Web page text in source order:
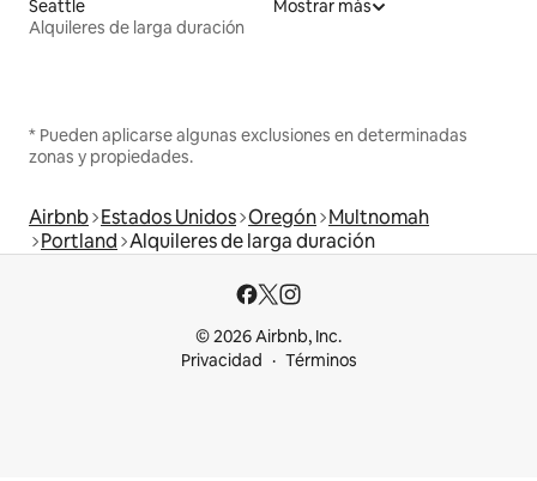
Seattle
Alquileres de larga duración
Mostrar más
* Pueden aplicarse algunas exclusiones en determinadas
zonas y propiedades.
Airbnb Estados Unidos Oregón Multnomah
Portland Alquileres de larga duración
© 2026 Airbnb, Inc.
Privacidad
Términos